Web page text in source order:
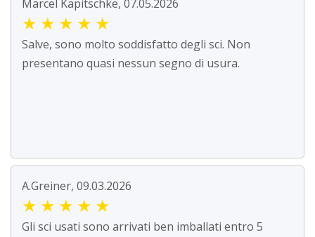
Marcel Kapitschke, 07.05.2026
★ ★ ★ ★ ★
Salve, sono molto soddisfatto degli sci. Non
presentano quasi nessun segno di usura.
A.Greiner, 09.03.2026
★ ★ ★ ★ ★
Gli sci usati sono arrivati ben imballati entro 5